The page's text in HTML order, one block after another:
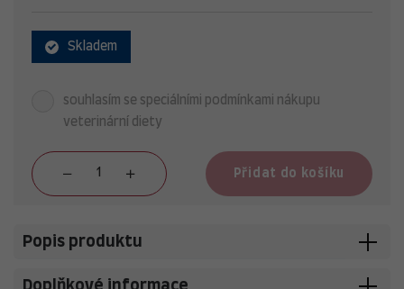
Skladem
souhlasím se speciálními podmínkami nákupu
veterinární diety
Přidat do košíku
Popis produktu